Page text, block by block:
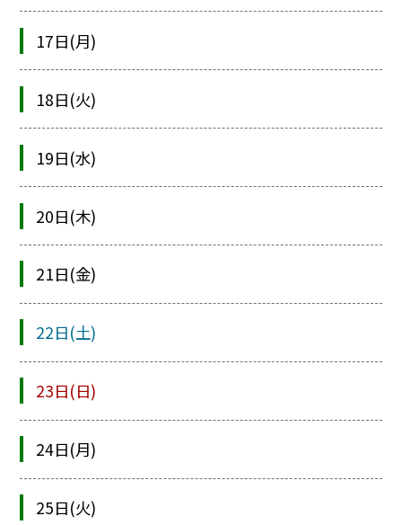
17日(月)
18日(火)
19日(水)
20日(木)
21日(金)
22日(土)
23日(日)
24日(月)
25日(火)